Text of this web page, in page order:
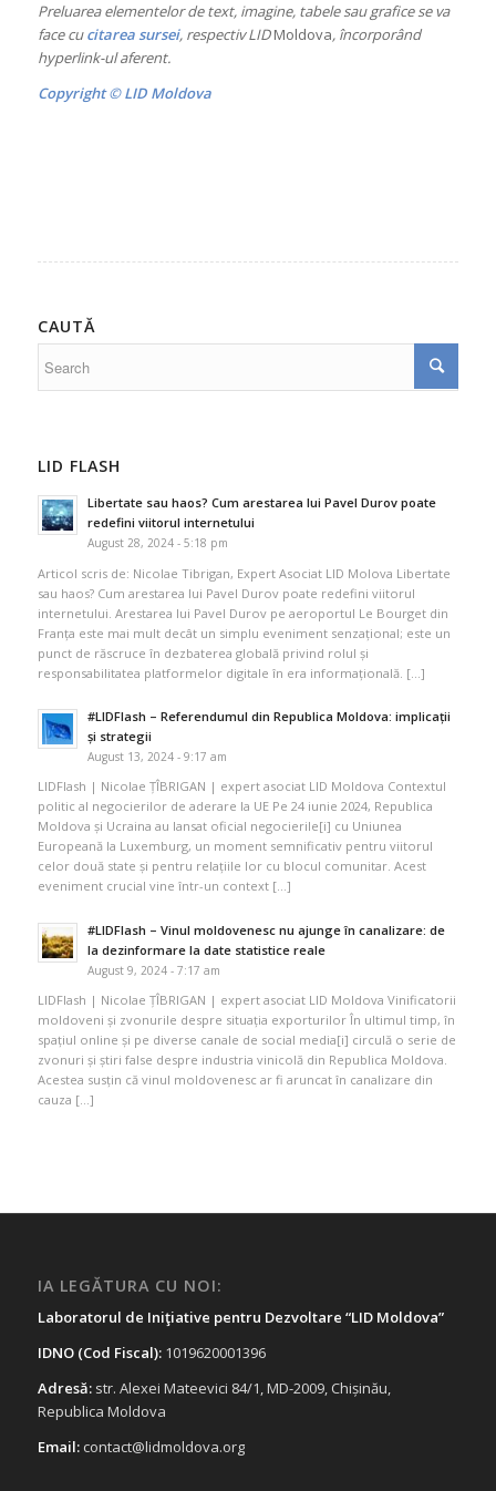
Preluarea elementelor de text, imagine, tabele sau grafice se va
face cucitarea sursei, respectiv LIDMoldova, încorporând
hyperlink-ul aferent.
Copyright © LID Moldova
CAUTĂ
LID FLASH
Libertate sau haos? Cum arestarea lui Pavel Durov poate
redefini viitorul internetului
August 28, 2024 - 5:18 pm
Articol scris de: Nicolae Tibrigan, Expert Asociat LID Molova Libertate
sau haos? Cum arestarea lui Pavel Durov poate redefini viitorul
internetului. Arestarea lui Pavel Durov pe aeroportul Le Bourget din
Franța este mai mult decât un simplu eveniment senzațional; este un
punct de răscruce în dezbaterea globală privind rolul și
responsabilitatea platformelor digitale în era informațională. […]
#LIDFlash – Referendumul din Republica Moldova: implicații
și strategii
August 13, 2024 - 9:17 am
LIDFlash | Nicolae ȚÎBRIGAN | expert asociat LID Moldova Contextul
politic al negocierilor de aderare la UE Pe 24 iunie 2024, Republica
Moldova și Ucraina au lansat oficial negocierile[i] cu Uniunea
Europeană la Luxemburg, un moment semnificativ pentru viitorul
celor două state și pentru relațiile lor cu blocul comunitar. Acest
eveniment crucial vine într-un context […]
#LIDFlash – Vinul moldovenesc nu ajunge în canalizare: de
la dezinformare la date statistice reale
August 9, 2024 - 7:17 am
LIDFlash | Nicolae ȚÎBRIGAN | expert asociat LID Moldova Vinificatorii
moldoveni și zvonurile despre situația exporturilor În ultimul timp, în
spațiul online și pe diverse canale de social media[i] circulă o serie de
zvonuri și știri false despre industria vinicolă din Republica Moldova.
Acestea susțin că vinul moldovenesc ar fi aruncat în canalizare din
cauza […]
IA LEGĂTURA CU NOI:
Laboratorul de Iniţiative pentru Dezvoltare “LID Moldova”
IDNO (Cod Fiscal):1019620001396
Adresă:str. Alexei Mateevici 84/1, MD-2009, Chișinău,
Republica Moldova
Email: contact@lidmoldova.org